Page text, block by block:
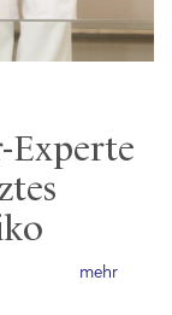
Experte
mehr